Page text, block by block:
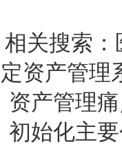
相关搜索：
定资产管理
资产管理
初始化主